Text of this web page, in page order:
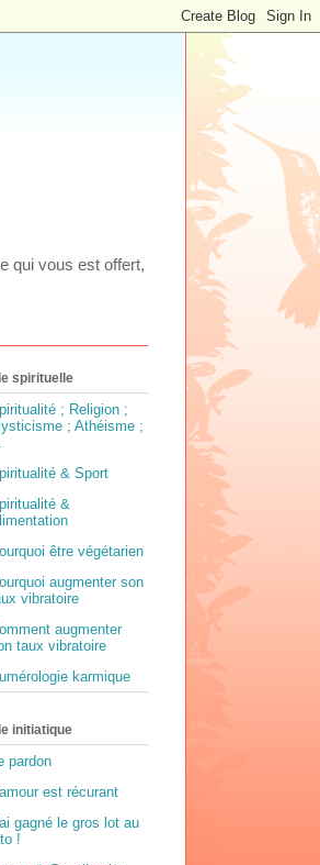
qui vous est offert,
spirituelle
; Religion ;
; Athéisme ;
& Sport
&
être végétarien
augmenter son
vibratoire
augmenter
taux vibratoire
karmique
initiatique
pardon
est récurant
gagné le gros lot au
!